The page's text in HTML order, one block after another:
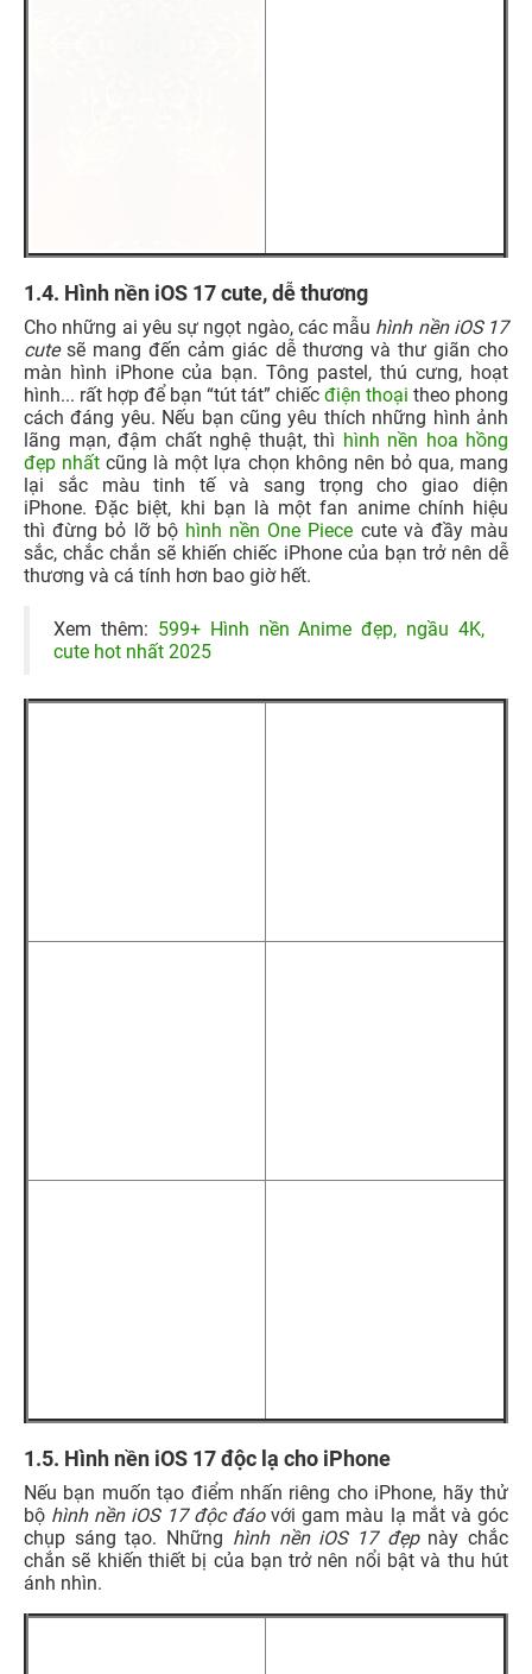
1.4. Hình nền iOS 17 cute, dễ thương
Cho những ai yêu sự ngọt ngào, các mẫu hình nền iOS 17
cutesẽ mang đến cảm giác dễ thương và thư giãn cho
màn hình iPhone của bạn. Tông pastel, thú cưng, hoạt
hình... rất hợp để bạn “tút tát” chiếc điện thoại theo phong
cách đáng yêu. Nếu bạn cũng yêu thích những hình ảnh
lãng mạn, đậm chất nghệ thuật, thì hình nền hoa hồng
đẹp nhất cũng là một lựa chọn không nên bỏ qua, mang
lại sắc màu tinh tế và sang trọng cho giao diện
iPhone. Đặc biệt, khi bạn là một fan anime chính hiệu
thì đừng bỏ lỡ bộ hình nền One Piece cute và đầy màu
sắc, chắc chắn sẽ khiến chiếc iPhone của bạn trở nên dễ
thương và cá tính hơn bao giờ hết.
Xem thêm: 599+ Hình nền Anime đẹp, ngầu 4K,
cute hot nhất 2025